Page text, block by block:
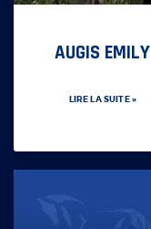
AUGIS EMILY
LIRE LA SUITE »